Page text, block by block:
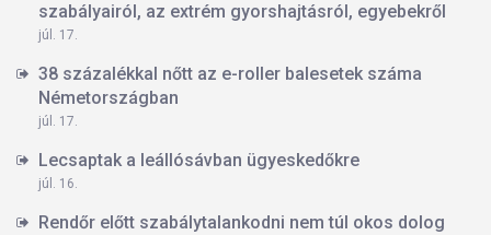
szabályairól, az extrém gyorshajtásról, egyebekről
júl. 17.
38 százalékkal nőtt az e-roller balesetek száma
Németországban
júl. 17.
Lecsaptak a leállósávban ügyeskedőkre
júl. 16.
Rendőr előtt szabálytalankodni nem túl okos dolog